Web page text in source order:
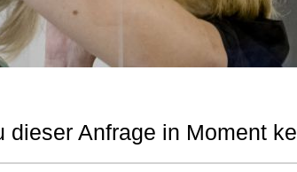
dieser Anfrage in Moment